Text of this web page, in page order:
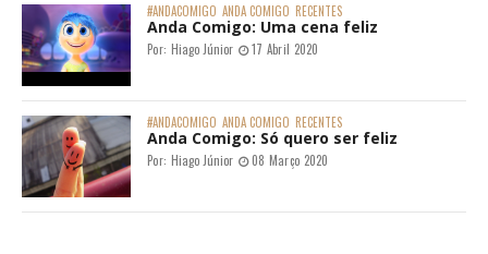
#ANDACOMIGO ANDA COMIGO RECENTES
Anda Comigo: Uma cena feliz
Por: Hiago Júnior 17 Abril 2020
#ANDACOMIGO ANDA COMIGO RECENTES
Anda Comigo: Só quero ser feliz
Por: Hiago Júnior 08 Março 2020